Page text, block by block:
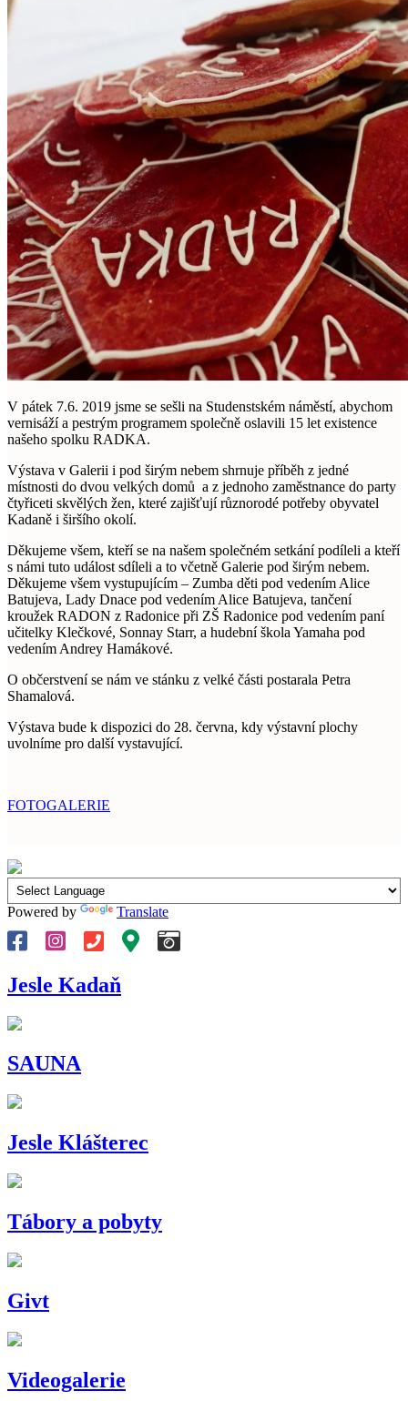
V pátek 7.6. 2019 jsme se sešli na Studenstském náměstí, abychom
vernisáží a pestrým programem společně oslavili 15 let existence
našeho spolku RADKA.
Výstava v Galerii i pod širým nebem shrnuje příběh z jedné
místnosti do dvou velkých domů a z jednoho zaměstnance do party
čtyřiceti skvělých žen, které zajišťují různorodé potřeby obyvatel
Kadaně i širšího okolí.
Děkujeme všem, kteří se na našem společném setkání podíleli a kteří
s námi tuto událost sdíleli a to včetně Galerie pod širým nebem.
Děkujeme všem vystupujícím – Zumba děti pod vedením Alice
Batujeva, Lady Dnace pod vedením Alice Batujeva, tančení
kroužek RADON z Radonice při ZŠ Radonice pod vedením paní
učitelky Klečkové, Sonnay Starr, a hudební škola Yamaha pod
vedením Andrey Hamákové.
O občerstvení se nám ve stánku z velké části postarala Petra
Shamalová.
Výstava bude k dispozici do 28. června, kdy výstavní plochy
uvolníme pro další vystavující.
FOTOGALERIE
Powered by Translate
Jesle Kadaň
SAUNA
Jesle Klášterec
Tábory a pobyty
Givt
Videogalerie